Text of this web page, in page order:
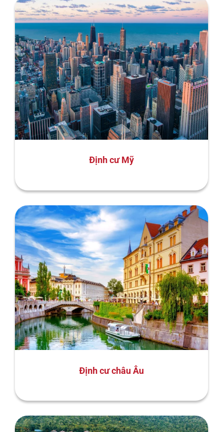
Định cư Mỹ
Định cư châu Âu